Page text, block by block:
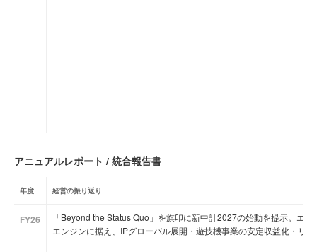
アニュアルレポート / 統合報告書
年度 経営の振り返り
FY26
「Beyond the Status Quo」を旗印に新中計2027の始動を提示。エ
エンジンに据え、IPグローバル展開・遊技機事業の安定収益化・リ